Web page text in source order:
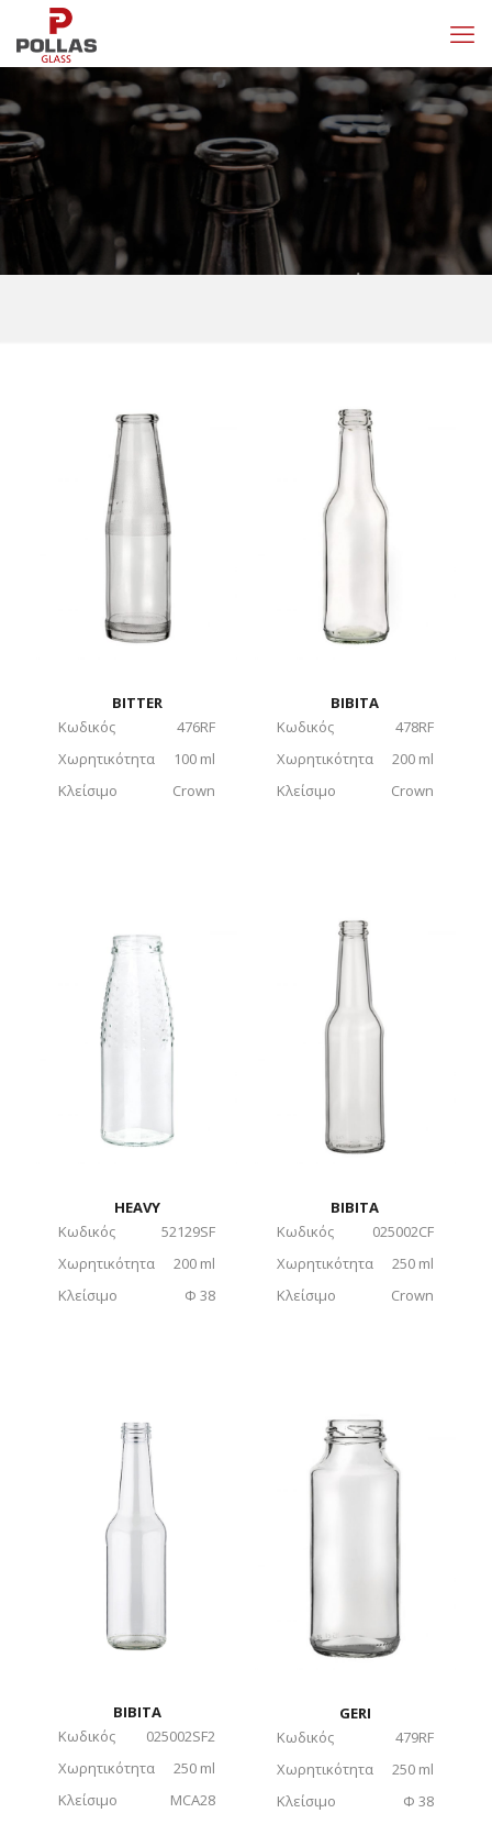
BITTER
Κωδικός
476RF
Χωρητικότητα
100 ml
Κλείσιμο
Crown
BIBITA
Κωδικός
478RF
Χωρητικότητα
200 ml
Κλείσιμο
Crown
HEAVY
Κωδικός
52129SF
Χωρητικότητα
200 ml
Κλείσιμο
Φ 38
BIBITA
Κωδικός
025002CF
Χωρητικότητα
250 ml
Κλείσιμο
Crown
BIBITA
Κωδικός
025002SF2
Χωρητικότητα
250 ml
Κλείσιμο
MCA28
GERI
Κωδικός
479RF
Χωρητικότητα
250 ml
Κλείσιμο
Φ 38